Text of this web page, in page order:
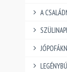
A